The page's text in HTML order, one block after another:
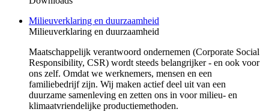
Milieuverklaring en duurzaamheid
Milieuverklaring en duurzaamheid
Maatschappelijk verantwoord ondernemen (Corporate Social
Responsibility, CSR) wordt steeds belangrijker - en ook voor
ons zelf. Omdat we werknemers, mensen en een
familiebedrijf zijn. Wij maken actief deel uit van een
duurzame samenleving en zetten ons in voor milieu- en
klimaatvriendelijke productiemethoden.